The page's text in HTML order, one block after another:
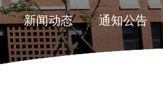
新闻动态 通知公告